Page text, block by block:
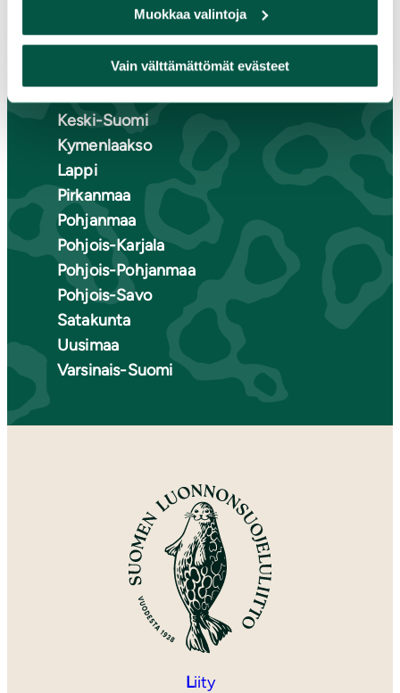
Muokkaa valintoja
Vain välttämättömät evästeet
Etelä-Häme
Etelä-Karjala
Etelä-Savo
Keski-Suomi
Kymenlaakso
Lappi
Pirkanmaa
Pohjanmaa
Pohjois-Karjala
Pohjois-Pohjanmaa
Pohjois-Savo
Satakunta
Uusimaa
Varsinais-Suomi
Liity